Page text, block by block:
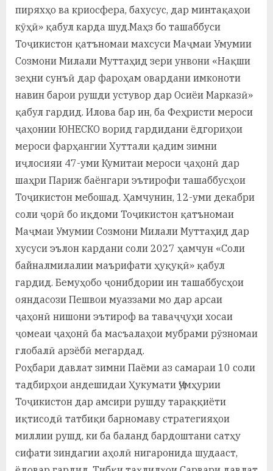
пиряхҳо ва криосфера, бахусус, дар минтақаҳои
кӯҳӣ» қабул карда шуд.Маҳз бо ташаббуси
Тоҷикистон қатъномаи махсуси Маҷмаи Умумии
Созмони Милали Муттаҳид зери унвони «Нақши
зеҳни сунъӣ дар фароҳам овардани имконоти
навин барои рушди устувор дар Осиёи Марказӣ»
қабул гардид. Илова бар ин, ба Феҳристи мероси
ҷаҳонии ЮНЕСКО ворид гардидани ёдгориҳои
мероси фарҳангии Хуттали қадим зимни
иҷлосияи 47-уми Кумитаи мероси ҷаҳонӣ дар
шаҳри Париж баёнгари эътирофи ташаббусҳои
Тоҷикистон мебошад. Ҳамчунин, 12-уми декабри
соли ҷорӣ бо иқдоми Тоҷикистон қатъномаи
Маҷмаи Умумии Созмони Милали Муттаҳид дар
хусуси эълон кардани соли 2027 ҳамчун «Соли
байналмилалии маърифати ҳуқуқӣ» қабул
гардид. Бемуҳобо ҷонибдории ин ташаббусҳои
ояндасози Пешвои муаззами мо дар арсаи
ҷаҳонӣ нишони эътироф ва таваҷҷуҳи хосаи
ҷомеаи ҷаҳонӣ ба масъалаҳои мубрами рӯзномаи
глобалӣ арзёбӣ мегардад.
Роҳбари давлат зимни Паёми аз самараи 10 соли
тадбирҳои андешидаи Ҳукумати Ҷумҳурии
Тоҷикистон дар амсири рушду тараққиёти
иқтисодӣ татбиқи барномаву стратегияҳои
миллии рушд, ки ба баланд бардоштани сатҳу
сифати зиндагии аҳолӣ нигаронида шудааст,